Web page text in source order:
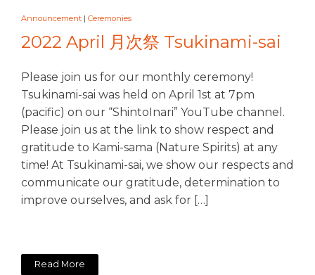
Announcement | Ceremonies
2022 April 月次祭 Tsukinami-sai
Please join us for our monthly ceremony!
Tsukinami-sai was held on April 1st at 7pm
(pacific) on our “ShintoInari” YouTube channel.
Please join us at the link to show respect and
gratitude to Kami-sama (Nature Spirits) at any
time! At Tsukinami-sai, we show our respects and
communicate our gratitude, determination to
improve ourselves, and ask for […]
Read More